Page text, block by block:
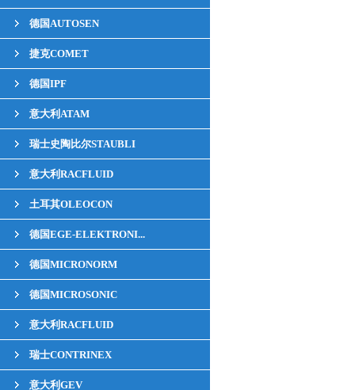
德国AUTOSEN
捷克COMET
德国IPF
意大利ATAM
瑞士史陶比尔STAUBLI
意大利RACFLUID
土耳其OLEOCON
德国EGE-ELEKTRONI...
德国MICRONORM
德国MICROSONIC
意大利RACFLUID
瑞士CONTRINEX
意大利GEV